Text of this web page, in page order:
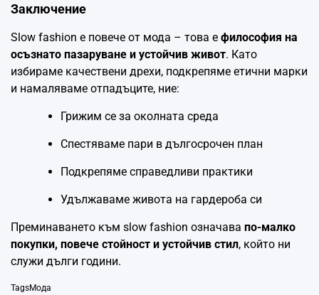
Заключение
Slow fashion е повече от мода – това е философия на
осъзнато пазаруване и устойчив живот. Като
избираме качествени дрехи, подкрепяме етични марки
и намаляваме отпадъците, ние:
Грижим се за околната среда
Спестяваме пари в дългосрочен план
Подкрепяме справедливи практики
Удължаваме живота на гардероба си
Преминаването към slow fashion означава по-малко
покупки, повече стойност и устойчив стил, който ни
служи дълги години.
TagsМода